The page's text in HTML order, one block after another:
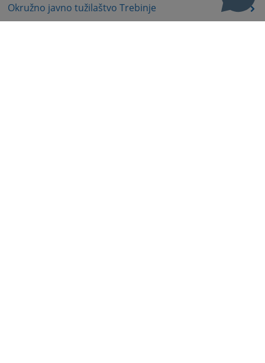
Okružno javno tužilaštvo Trebinje